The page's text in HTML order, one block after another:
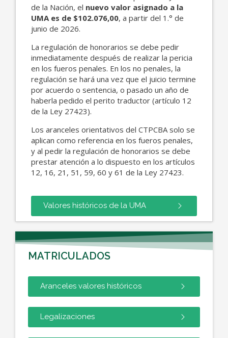
de la Nación, el nuevo valor asignado a la
UMA es de $102.076,00, a partir del 1.° de
junio de 2026.
La regulación de honorarios se debe pedir
inmediatamente después de realizar la pericia
en los fueros penales. En los no penales, la
regulación se hará una vez que el juicio termine
por acuerdo o sentencia, o pasado un año de
haberla pedido el perito traductor (artículo 12
de la Ley 27423).
Los aranceles orientativos del CTPCBA solo se
aplican como referencia en los fueros penales,
y al pedir la regulación de honorarios se debe
prestar atención a lo dispuesto en los artículos
12, 16, 21, 51, 59, 60 y 61 de la Ley 27423.
Valores históricos de la UMA
MATRICULADOS
Aranceles valores históricos
Legalizaciones